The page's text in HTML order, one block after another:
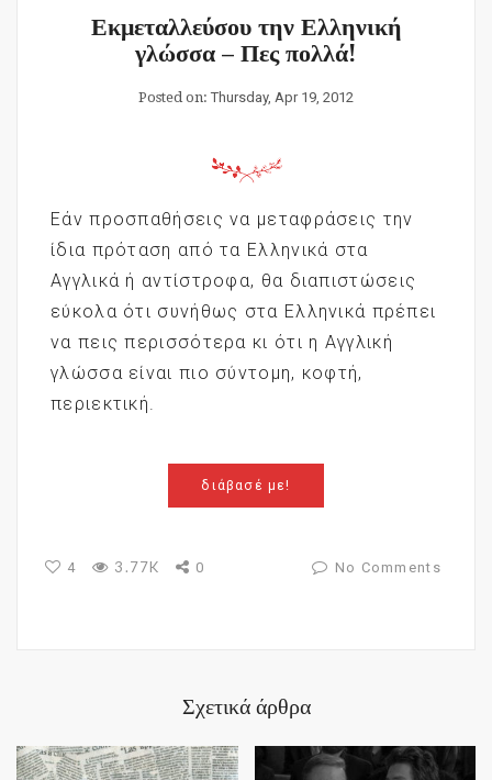
Εκμεταλλεύσου την Ελληνική
γλώσσα – Πες πολλά!
Posted on: Thursday, Apr 19, 2012
Εάν προσπαθήσεις να μεταφράσεις την
ίδια πρόταση από τα Ελληνικά στα
Αγγλικά ή αντίστροφα, θα διαπιστώσεις
εύκολα ότι συνήθως στα Ελληνικά πρέπει
να πεις περισσότερα κι ότι η Αγγλική
γλώσσα είναι πιο σύντομη, κοφτή,
περιεκτική.
διάβασέ με!
4 3.77K 0 No Comments
Σχετικά άρθρα